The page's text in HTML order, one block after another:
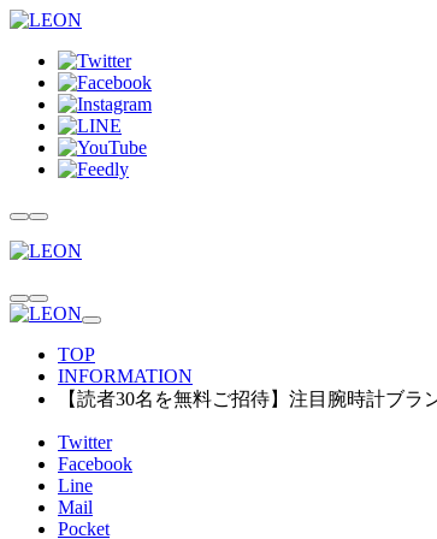
TOP
INFORMATION
【読者30名を無料ご招待】注目腕時計ブ
Twitter
Facebook
Line
Mail
Pocket